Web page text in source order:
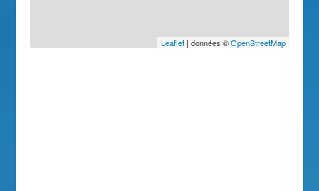
Leaflet| données ©OpenStreetMap